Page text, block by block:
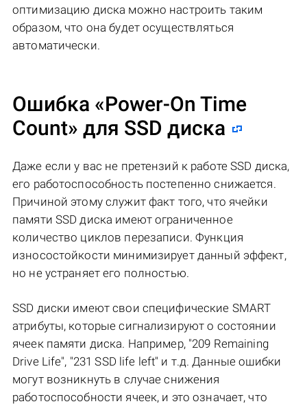
оптимизацию диска можно настроить таким
образом, что она будет осуществляться
автоматически.
Ошибка «Power-On Time
Count» для SSD диска
Даже если у вас не претензий к работе SSD диска,
его работоспособность постепенно снижается.
Причиной этому служит факт того, что ячейки
памяти SSD диска имеют ограниченное
количество циклов перезаписи. Функция
износостойкости минимизирует данный эффект,
но не устраняет его полностью.
SSD диски имеют свои специфические SMART
атрибуты, которые сигнализируют о состоянии
ячеек памяти диска. Например, "209 Remaining
Drive Life", "231 SSD life left" и т.д. Данные ошибки
могут возникнуть в случае снижения
работоспособности ячеек, и это означает, что